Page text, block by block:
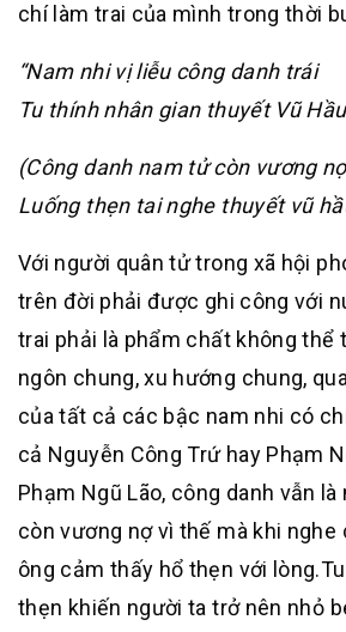
chí làm trai của mình trong thời
“Nam nhi vị liễu công danh trái
Tu thính nhân gian thuyết Vũ
(Công danh nam tử còn vương nợ
Luống thẹn tai nghe thuyết vũ
Với người quân tử trong xã hội
trên đời phải được ghi công với
trai phải là phẩm chất không thể
ngôn chung, xu hướng chung,
của tất cả các bậc nam nhi có
cả Nguyễn Công Trứ hay Phạm
Phạm Ngũ Lão, công danh vẫn
còn vương nợ vì thế mà khi nghe
ông cảm thấy hổ thẹn với
thẹn khiến người ta trở nên nhỏ